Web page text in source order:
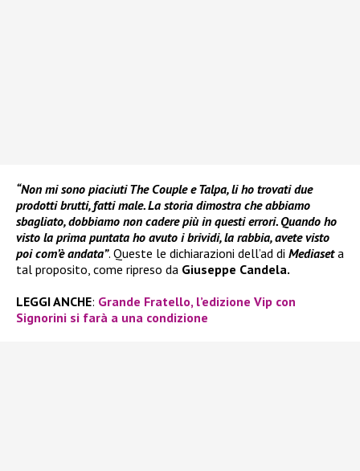
“Non mi sono piaciuti The Couple e Talpa, li ho trovati due
prodotti brutti, fatti male. La storia dimostra che abbiamo
sbagliato, dobbiamo non cadere più in questi errori. Quando ho
visto la prima puntata ho avuto i brividi, la rabbia, avete visto
poi com’è andata”. Queste le dichiarazioni dell’ad di Mediaseta
tal proposito, come ripreso da Giuseppe Candela.
LEGGI ANCHE: Grande Fratello, l’edizione Vip con
Signorini si farà a una condizione